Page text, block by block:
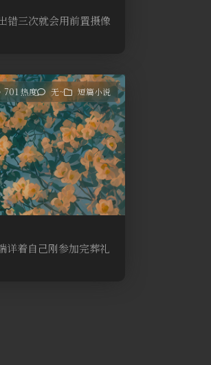
错三次就会用前置摄像
701 热度 无~ 短篇小说
详着自己刚参加完葬礼